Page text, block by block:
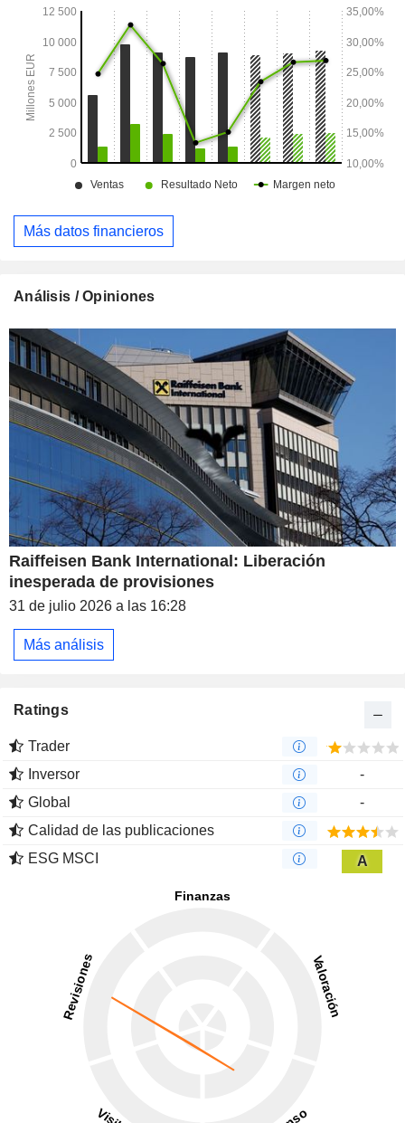
Más datos financieros
Análisis / Opiniones
Raiffeisen Bank International: Liberación
inesperada de provisiones
31 de julio 2026 a las 16:28
Más análisis
Ratings
Trader
Inversor
-
Global
-
Calidad de las publicaciones
ESG MSCI
A